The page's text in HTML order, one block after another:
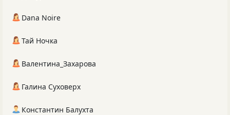
Dana Noire
Тай Ночка
Валентина_Захарова
Галина Суховерх
Константин Балухта